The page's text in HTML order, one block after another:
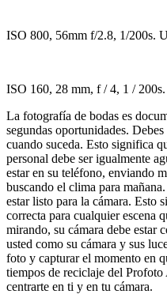
ISO 800, 56mm f/2.8, 1/200s.
ISO 160, 28 mm, f / 4, 1 /
La fotografía de bodas es
segundas oportunidades.
cuando suceda. Esto significa
personal debe ser igualmente
estar en su teléfono, enviando
buscando el clima para
estar listo para la cámara. Esto
correcta para cualquier escena
mirando, su cámara debe estar
usted como su cámara y sus
foto y capturar el momento en
tiempos de reciclaje del
centrarte en ti y en tu cámara.